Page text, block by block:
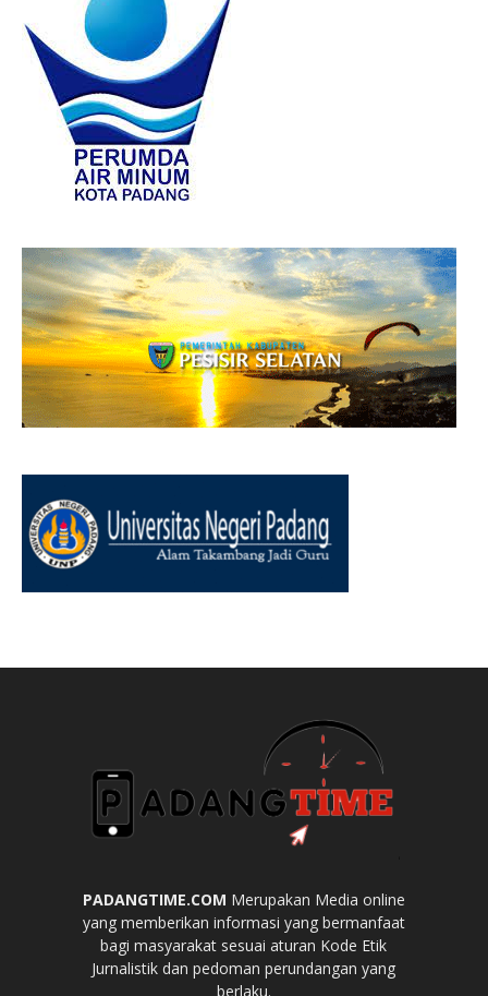
PADANGTIME.COM Merupakan Media online
yang memberikan informasi yang bermanfaat
bagi masyarakat sesuai aturan Kode Etik
Jurnalistik dan pedoman perundangan yang
berlaku.